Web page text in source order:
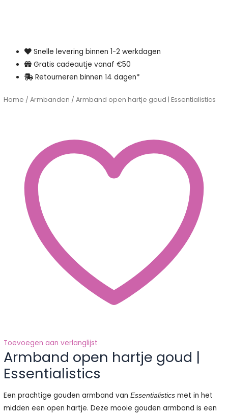
Snelle levering binnen 1-2 werkdagen
Gratis cadeautje vanaf €50
Retourneren binnen 14 dagen*
Home /Armbanden / Armband open hartje goud | Essentialistics
Toevoegen aan verlanglijst
Armband open hartje goud |
Essentialistics
Een prachtige gouden armband vanEssentialistics met in het
midden een open hartje. Deze mooie gouden armband is een